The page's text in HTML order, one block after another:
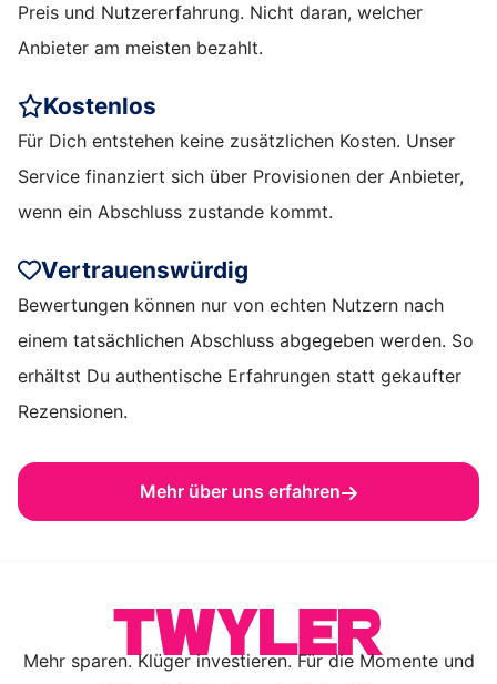
Preis und Nutzererfahrung. Nicht daran, welcher
Anbieter am meisten bezahlt.
Kostenlos
Für Dich entstehen keine zusätzlichen Kosten. Unser
Service finanziert sich über Provisionen der Anbieter,
wenn ein Abschluss zustande kommt.
Vertrauenswürdig
Bewertungen können nur von echten Nutzern nach
einem tatsächlichen Abschluss abgegeben werden. So
erhältst Du authentische Erfahrungen statt gekaufter
Rezensionen.
Mehr über uns erfahren
Mehr sparen. Klüger investieren. Für die Momente und